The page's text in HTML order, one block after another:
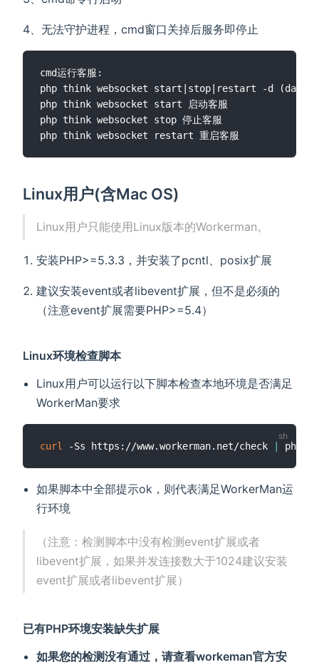
4、无法守护进程，cmd窗口关掉后服务即停止
cmd运行客服:
php think websocket start|stop|restart -d (daemon（
php think websocket start 启动客服
php think websocket stop 停止客服
Linux用户(含Mac OS)
Linux用户只能使用Linux版本的Workerman。
安装PHP>=5.3.3，并安装了pcntl、posix扩展
建议安装event或者libevent扩展，但不是必须的
（注意event扩展需要PHP>=5.4）
Linux环境检查脚本
Linux用户可以运行以下脚本检查本地环境是否满足
WorkerMan要求
curl -Ss https://www.workerman.net/check
如果脚本中全部提示ok，则代表满足WorkerMan运
行环境
（注意：检测脚本中没有检测event扩展或者
libevent扩展，如果并发连接数大于1024建议安装
event扩展或者libevent扩展）
已有PHP环境安装缺失扩展
如果您的检测没有通过，请查看workeman官方安